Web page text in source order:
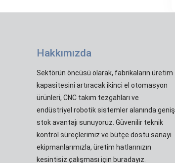
Hakkımızda
Sektörün öncüsü olarak, fabrikaların üretim
kapasitesini artıracak ikinci el otomasyon
ürünleri, CNC takım tezgahları ve
endüstriyel robotik sistemler alanında geniş
stok avantajı sunuyoruz. Güvenilir teknik
kontrol süreçlerimiz ve bütçe dostu sanayi
ekipmanlarımızla, üretim hatlarınızın
kesintisiz çalışması için buradayız.